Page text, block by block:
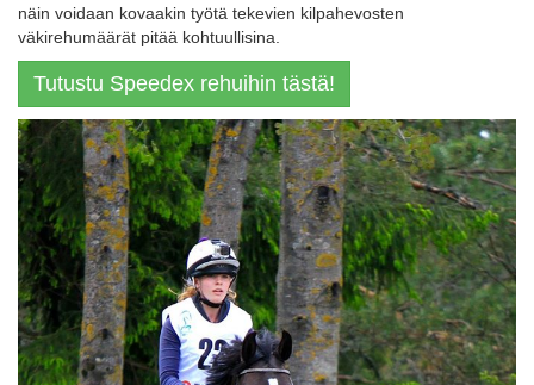
näin voidaan kovaakin työtä tekevien kilpahevosten
väkirehumäärät pitää kohtuullisina.
Tutustu Speedex rehuihin tästä!